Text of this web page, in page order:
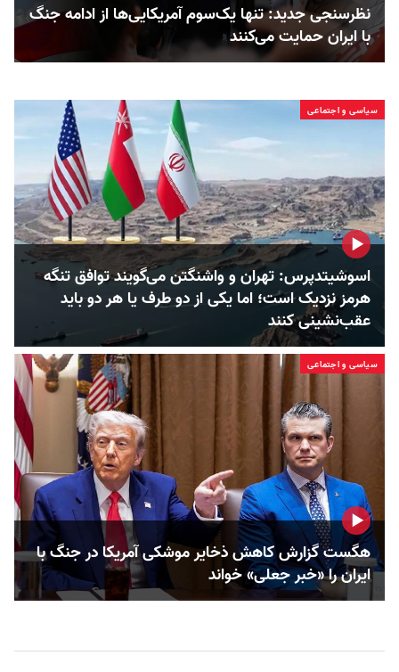
نظرسنجی جدید: تنها یک‌سوم آمریکایی‌ها از ادامه جنگ
با ایران حمایت می‌کنند
سیاسی و اجتماعی
اسوشیتدپرس: تهران و واشنگتن می‌گویند توافق تنگه
هرمز نزدیک است؛ اما یکی از دو طرف یا هر دو باید
عقب‌نشینی کنند
سیاسی و اجتماعی
هگست گزارش کاهش ذخایر موشکی آمریکا در جنگ با
ایران را «خبر جعلی» خواند